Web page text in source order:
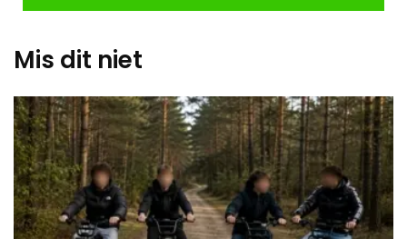
Mis dit niet